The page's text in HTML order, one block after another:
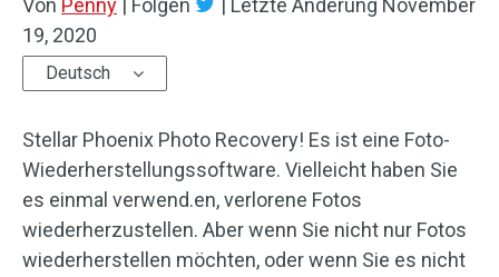
Von Penny | Folgen | Letzte Änderung November
19, 2020
Deutsch
Stellar Phoenix Photo Recovery! Es ist eine Foto-
Wiederherstellungssoftware. Vielleicht haben Sie
es einmal verwend.en, verlorene Fotos
wiederherzustellen. Aber wenn Sie nicht nur Fotos
wiederherstellen möchten, oder wenn Sie es nicht